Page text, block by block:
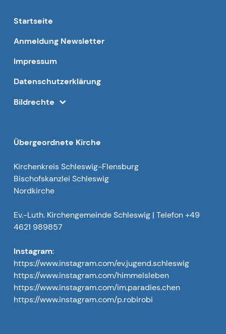
Startseite
Anmeldung Newsletter
Impressum
Datenschutzerklärung
Bildrechte
Übergeordnete Kirche
Kirchenkreis Schleswig-Flensburg
Bischofskanzlei Schleswig
Nordkirche
Ev.-Luth. Kirchengemeinde Schleswig | Telefon +49
4621 989857
Instagram:
https://www.instagram.com/ev.jugend.schleswig
https://www.instagram.com/himmelsleben
https://www.instagram.com/im.paradies.chen
https://www.instagram.com/p.robirobi